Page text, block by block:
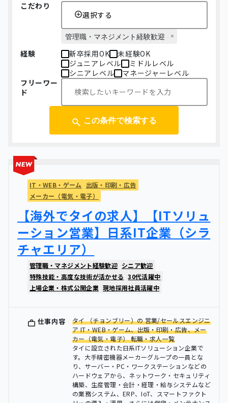
こだわり
選択する
管理職・マネジメント経験歓迎
経験 新卒採用OK
未経験OK
ジュニアレベル
ミドルレベル
シニアレベル
マネージャーレベル
フリーワー
ド
この条件で検索する
IT・WEB・ゲーム
出版・印刷・広告
メーカー（電気・電子）
【海外でタイの求人】【ITソリュ
ーション営業】日系IT企業（シラ
チャエリア）
管理職・マネジメント経験歓迎 シニア歓迎
特殊技能・高度な技術が活かせる 30代活躍中
上場企業・株式公開企業 現地採用社員活躍中
仕事内容
タイ （チョンブリー）の 営業/セールスエンジニ
ア IT・WEB・ゲーム、出版・印刷・広告、メー
カー（電気・電子） 転職・求人一覧
タイに設立された日系ITソリューション企業で
す。大手精密機器メーカーグループの一員とな
り、サーバー・PC・ワークステーションなどの
ハードウェアから、ネットワーク・セキュリティ
構築、生産管理・会計・経理・給与システムなど
の業務システム、ERP、IoT、スマートファクト